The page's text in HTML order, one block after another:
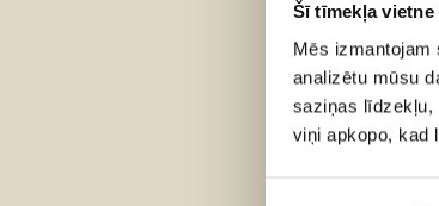
Šī tīmekļa
Mēs
analizētu mūsu
saziņas līdzekļu,
viņi apkopo, kad